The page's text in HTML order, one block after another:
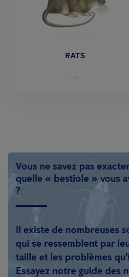
RATS
Vous ne savez pas
quelle « bestiole » vous
?
Il existe de nombreuses
qui se ressemblent par
taille et les problèmes
Essayez notre guide des